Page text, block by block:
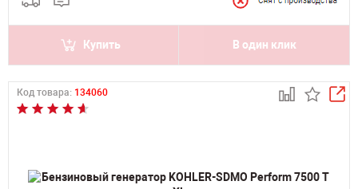
Купить В один клик
Код товара: 134060